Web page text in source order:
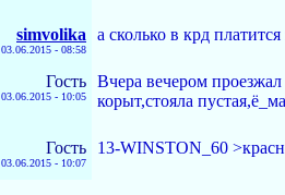
simvolika
03.06.2015 - 08:58
а сколько в крд
Гость
03.06.2015 - 10:05
Вчера вечером
корыт,стояла
Гость
03.06.2015 - 10:07
13-WINSTON_60